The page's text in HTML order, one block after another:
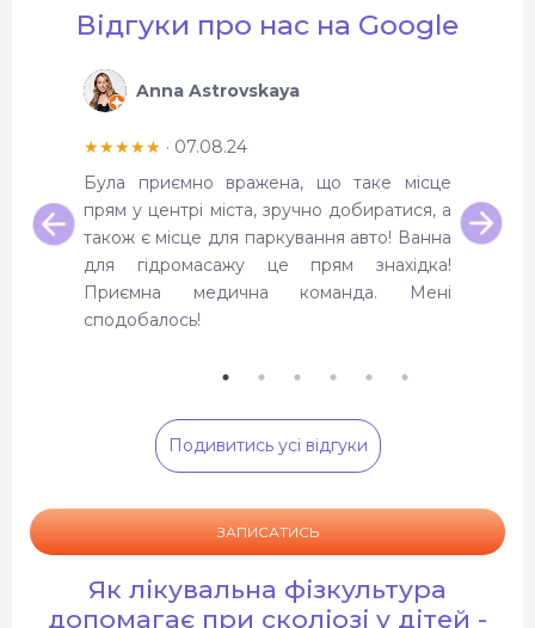
Відгуки про нас на Google
Anna Astrovskaya
★★★★★ · 07.08.24
Була приємно вражена, що таке місце
прям у центрі міста, зручно добиратися, а
також є місце для паркування авто! Ванна
для гідромасажу це прям знахідка!
Приємна медична команда. Мені
сподобалось!
Подивитись усі відгуки
ЗАПИСАТИСЬ
Як лікувальна фізкультура
допомагає при сколіозі у дітей -